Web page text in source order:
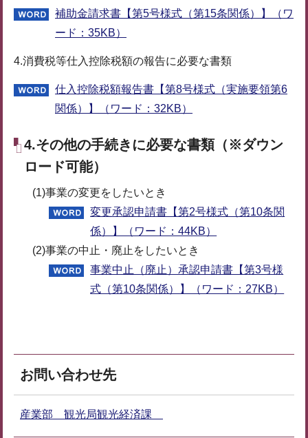
補助金請求書【第5号様式（第15条関係）】（ワ
ード：35KB）
4.消費税等仕入控除税額の報告に必要な書類
仕入控除税額報告書【第8号様式（実施要領第6
関係）】（ワード：32KB）
4.その他の手続きに必要な書類（※ダウン
ロード可能）
(1)事業の変更をしたいとき
変更承認申請書【第2号様式（第10条関
係）】（ワード：44KB）
(2)事業の中止・廃止をしたいとき
事業中止（廃止）承認申請書【第3号様
式（第10条関係）】（ワード：27KB）
お問い合わせ先
産業部 観光局観光経済課